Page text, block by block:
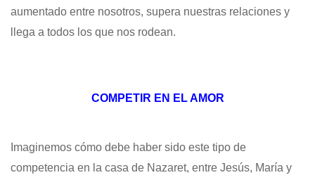
aumentado entre nosotros, supera nuestras relaciones y
llega a todos los que nos rodean.
COMPETIR EN EL AMOR
Imaginemos cómo debe haber sido este tipo de
competencia en la casa de Nazaret, entre Jesús, María y